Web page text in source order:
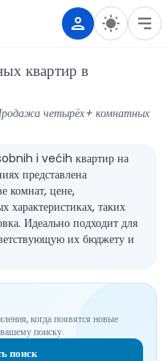
квартир в
четырёх+ комнатных
i većih квартир на
представлена
комнат, цене,
характеристиках, таких
Идеально подходит для
их бюджету и
когда появятся новые
поиску.
поиск